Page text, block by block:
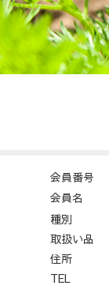
会員番号
会員名
種別
取扱い品
住所
TEL